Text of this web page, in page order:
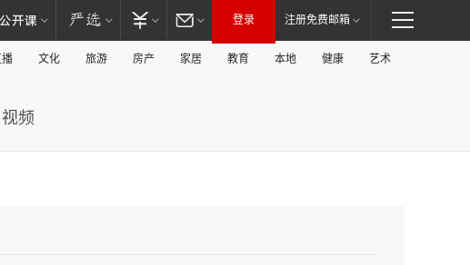
登录 注册免费邮箱
播 文化 旅游 房产 家居 教育 本地 健康 艺术
视频